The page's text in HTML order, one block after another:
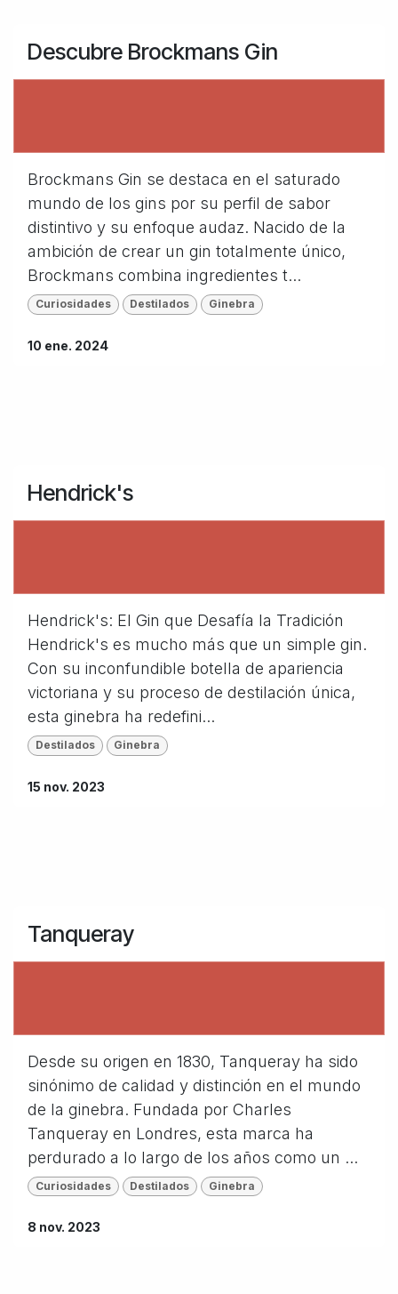
Descubre Brockmans Gin
Brockmans Gin se destaca en el saturado
mundo de los gins por su perfil de sabor
distintivo y su enfoque audaz. Nacido de la
ambición de crear un gin totalmente único,
Brockmans combina ingredientes t...
Curiosidades Destilados Ginebra
10 ene. 2024
Hendrick's
Hendrick's: El Gin que Desafía la Tradición
Hendrick's es mucho más que un simple gin.
Con su inconfundible botella de apariencia
victoriana y su proceso de destilación única,
esta ginebra ha redefini...
Destilados Ginebra
15 nov. 2023
Tanqueray
Desde su origen en 1830, Tanqueray ha sido
sinónimo de calidad y distinción en el mundo
de la ginebra. Fundada por Charles
Tanqueray en Londres, esta marca ha
perdurado a lo largo de los años como un ...
Curiosidades Destilados Ginebra
8 nov. 2023